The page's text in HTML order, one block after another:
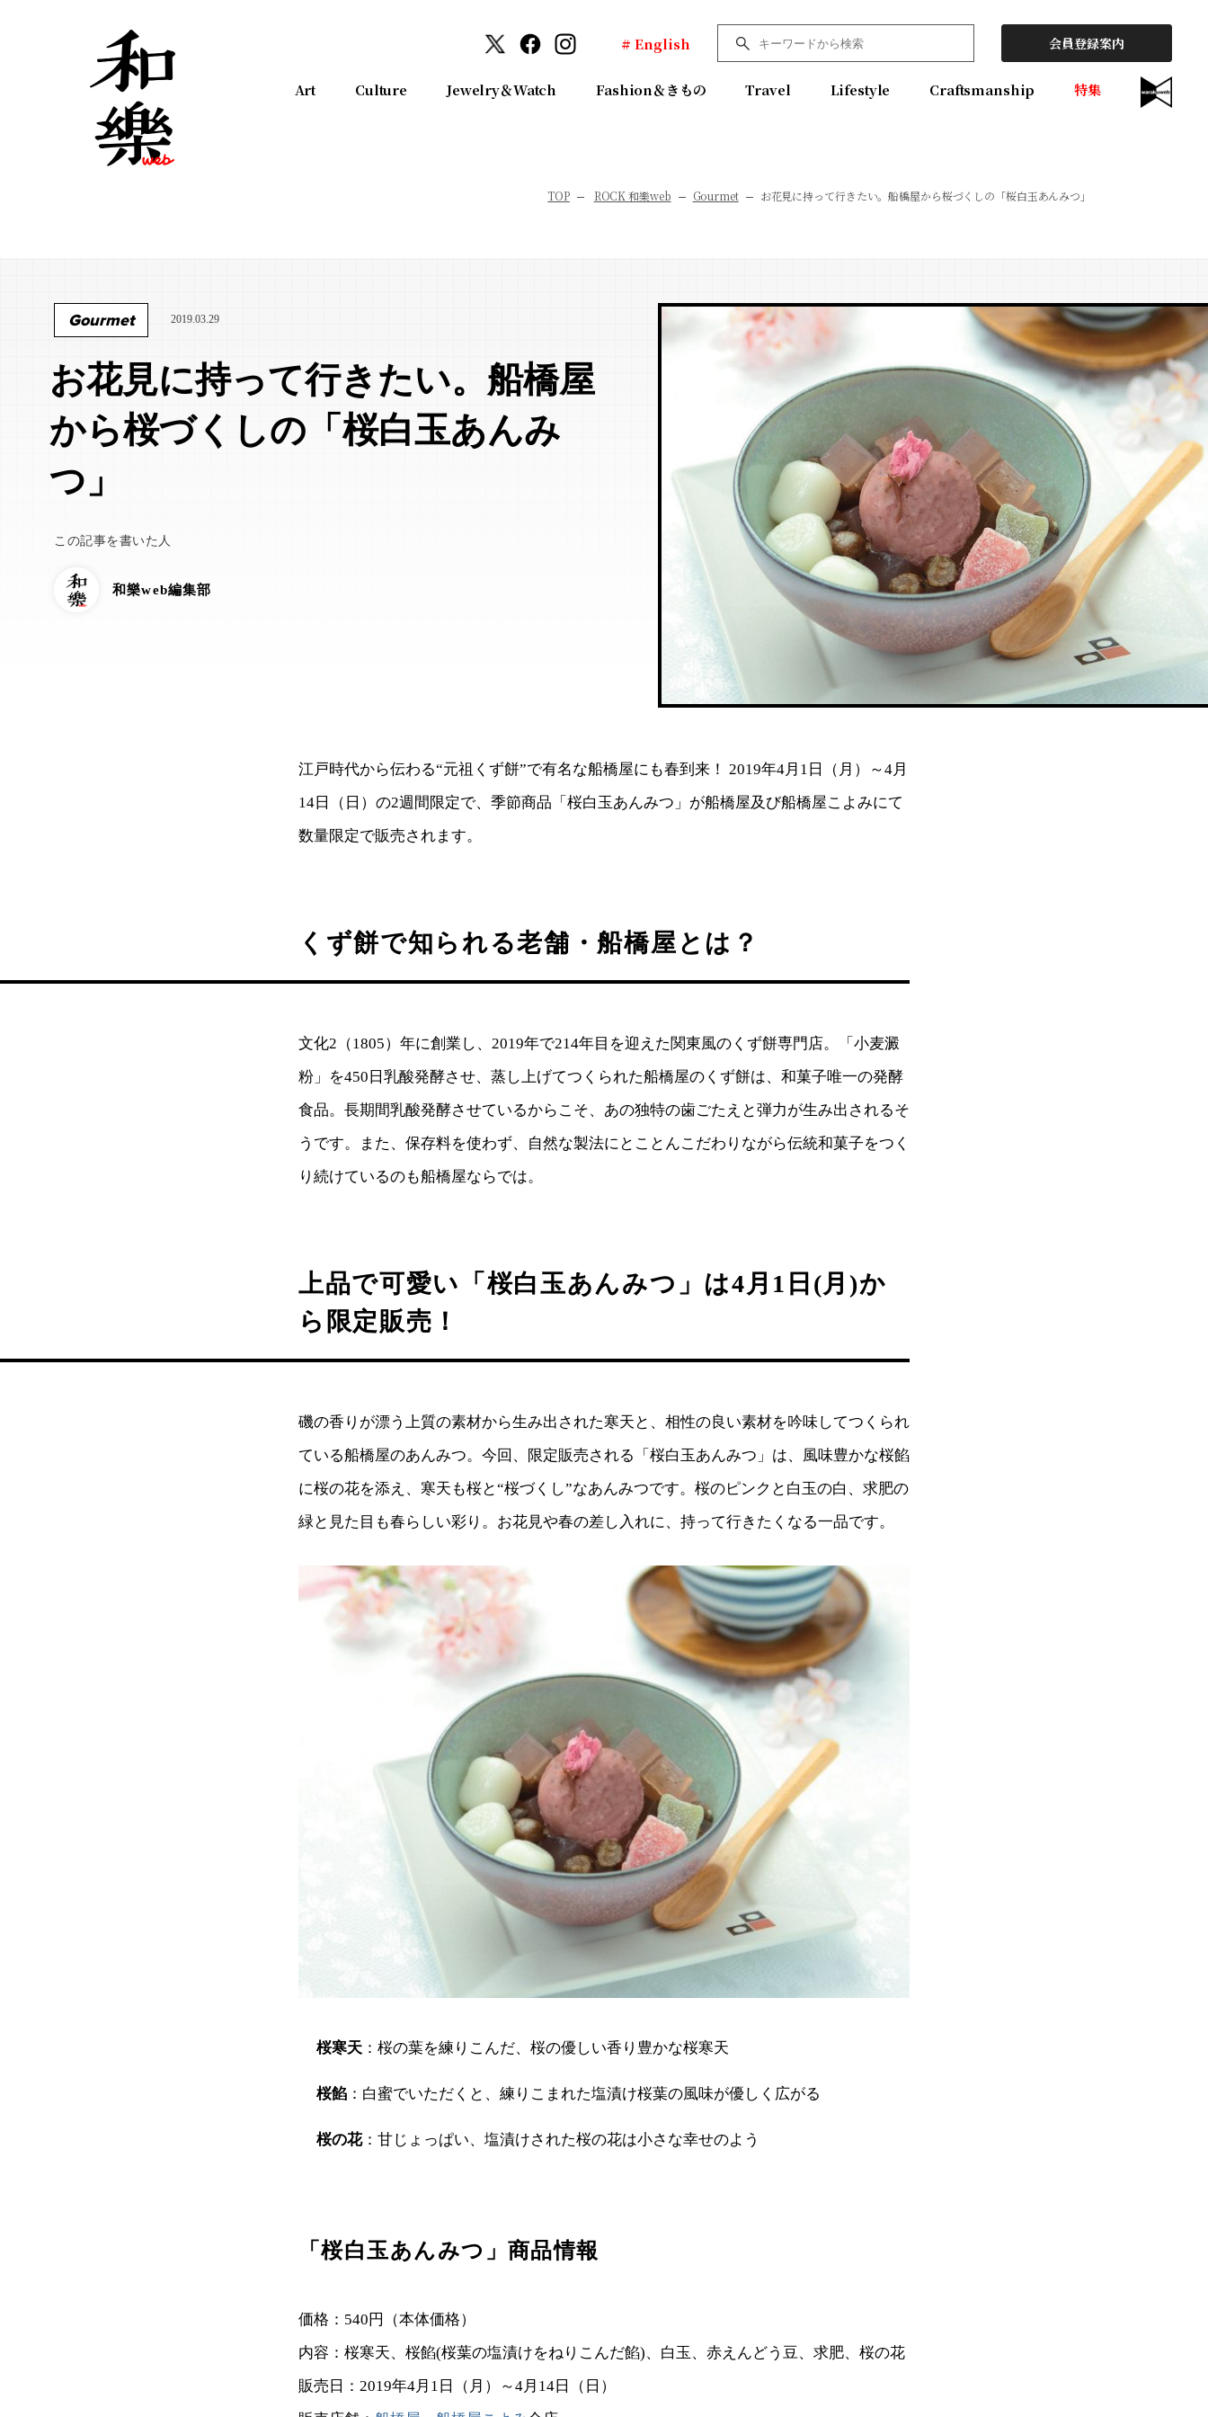
# English 会員登録案内
Art Culture Jewelry＆Watch Fashion＆きもの Travel Lifestyle Craftsmanship 特集
TOP ROCK 和樂web Gourmet お花見に持って行きたい。船橋屋から桜づくしの「桜白玉あんみつ」
Gourmet 2019.03.29
お花見に持って行きたい。船橋屋
から桜づくしの「桜白玉あんみ
つ」
この記事を書いた人
和樂web編集部
江戸時代から伝わる“元祖くず餅”で有名な船橋屋にも春到来！ 2019年4月1日（月）～4月
14日（日）の2週間限定で、季節商品「桜白玉あんみつ」が船橋屋及び船橋屋こよみにて
数量限定で販売されます。
くず餅で知られる老舗・船橋屋とは？
文化2（1805）年に創業し、2019年で214年目を迎えた関東風のくず餅専門店。「小麦澱
粉」を450日乳酸発酵させ、蒸し上げてつくられた船橋屋のくず餅は、和菓子唯一の発酵
食品。長期間乳酸発酵させているからこそ、あの独特の歯ごたえと弾力が生み出されるそ
うです。また、保存料を使わず、自然な製法にとことんこだわりながら伝統和菓子をつく
り続けているのも船橋屋ならでは。
上品で可愛い「桜白玉あんみつ」は4月1日(月)か
ら限定販売！
磯の香りが漂う上質の素材から生み出された寒天と、相性の良い素材を吟味してつくられ
ている船橋屋のあんみつ。今回、限定販売される「桜白玉あんみつ」は、風味豊かな桜餡
に桜の花を添え、寒天も桜と“桜づくし”なあんみつです。桜のピンクと白玉の白、求肥の
緑と見た目も春らしい彩り。お花見や春の差し入れに、持って行きたくなる一品です。
桜寒天 ：桜の葉を練りこんだ、桜の優しい香り豊かな桜寒天
桜餡 ：白蜜でいただくと、練りこまれた塩漬け桜葉の風味が優しく広がる
桜の花：甘じょっぱい、塩漬けされた桜の花は小さな幸せのよう
「桜白玉あんみつ」商品情報
価格：540円（本体価格）
内容：桜寒天、桜餡(桜葉の塩漬けをねりこんだ餡)、白玉、赤えんどう豆、求肥、桜の花
販売日：2019年4月1日（月）～4月14日（日）